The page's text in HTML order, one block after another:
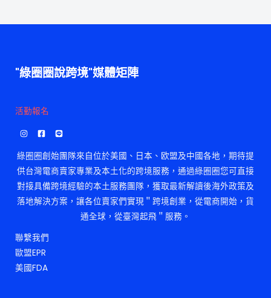
"綠圈圈說跨境"媒體矩陣
活勤報名
綠圈圈創始團隊來自位於美國、日本、欧盟及中國各地，期待提
供台灣電商賣家專業及本土化的跨境服務，通過綠圈圈您可直接
對接具備跨境經驗的本土服務團隊，獲取最新解讀後海外政策及
落地解決方案，讓各位賣家們實現＂跨境創業，從電商開始，貨
通全球，從臺灣起飛＂服務。
聯繫我們
歐盟EPR
美國FDA